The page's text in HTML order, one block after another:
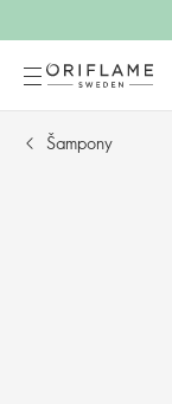
Šampony